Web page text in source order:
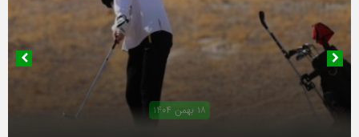
۱۸ بهمن ۱۴۰۴